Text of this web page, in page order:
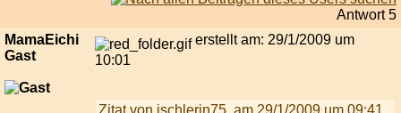
Antwort 5
MamaEichi
Gast
erstellt am: 29/1/2009 um
10:01